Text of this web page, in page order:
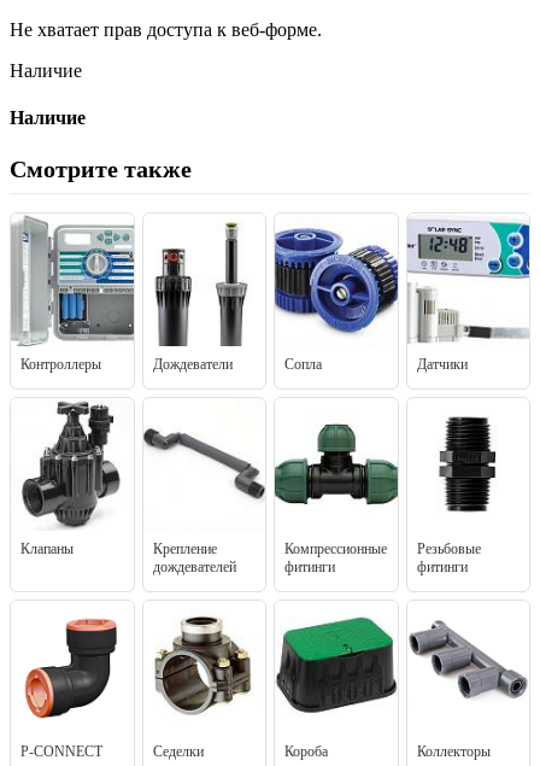
Не хватает прав доступа к веб-форме.
Наличие
Наличие
Смотрите также
Контроллеры Дождеватели Сопла Датчики
Клапаны
Крепление
дождевателей
Компрессионные
фитинги
Резьбовые
фитинги
P-CONNECT
Седелки Короба Коллекторы